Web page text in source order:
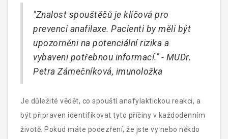
latex běžně používán. Fyzická aktivita nebo vystavení
extrémním teplotám může také způsobit
anafylaktickou reakci u citlivých jedinců.
"Znalost spouštěčů je klíčová pro
prevenci anafilaxe. Pacienti by měli být
upozorněni na potenciální rizika a
vybaveni potřebnou informací." - MUDr.
Petra Zámečníková, imunoložka
Je důležité vědět, co spouští anafylaktickou reakci, a
být připraven identifikovat tyto příčiny v každodenním
životě. Pokud máte podezření, že jste vy nebo někdo